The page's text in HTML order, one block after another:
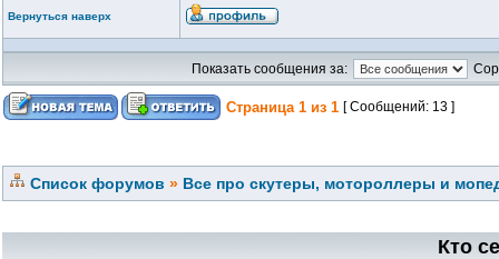
Вернуться наверх
Показать сообщения за:
Страница 1 из 1 [ Сообщений: 13 ]
Список форумов » Все про скутеры, мотороллеры и
Кто